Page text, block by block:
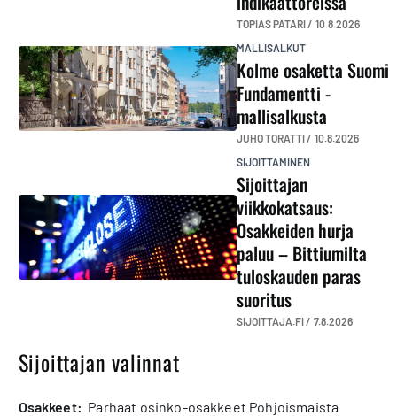
TOPIAS PÄTÄRI / 10.8.2026
MALLISALKUT
Kolme osaketta Suomi
Fundamentti -
mallisalkusta
JUHO TORATTI / 10.8.2026
SIJOITTAMINEN
Sijoittajan
viikkokatsaus:
Osakkeiden hurja
paluu – Bittiumilta
tuloskauden paras
suoritus
SIJOITTAJA.FI / 7.8.2026
Sijoittajan valinnat
osakkeet: Parhaat osinko-osakkeet Pohjoismaista